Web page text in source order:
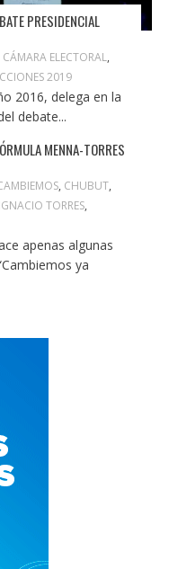
PRESIDENCIAL
CÁMARA ELECTORAL,
2019
2016, delega en la
debate...
MENNA-TORRES
, CHUBUT,
IGNACIO TORRES,
apenas algunas
ya